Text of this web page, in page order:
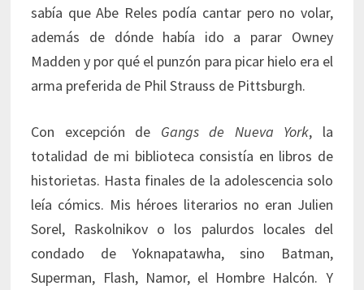
sabía que Abe Reles podía cantar pero no volar,
además de dónde había ido a parar Owney
Madden y por qué el punzón para picar hielo era el
arma preferida de Phil Strauss de Pittsburgh.
Con excepción de Gangs de Nueva York, la
totalidad de mi biblioteca consistía en libros de
historietas. Hasta finales de la adolescencia solo
leía cómics. Mis héroes literarios no eran Julien
Sorel, Raskolnikov o los palurdos locales del
condado de Yoknapatawha, sino Batman,
Superman, Flash, Namor, el Hombre Halcón. Y